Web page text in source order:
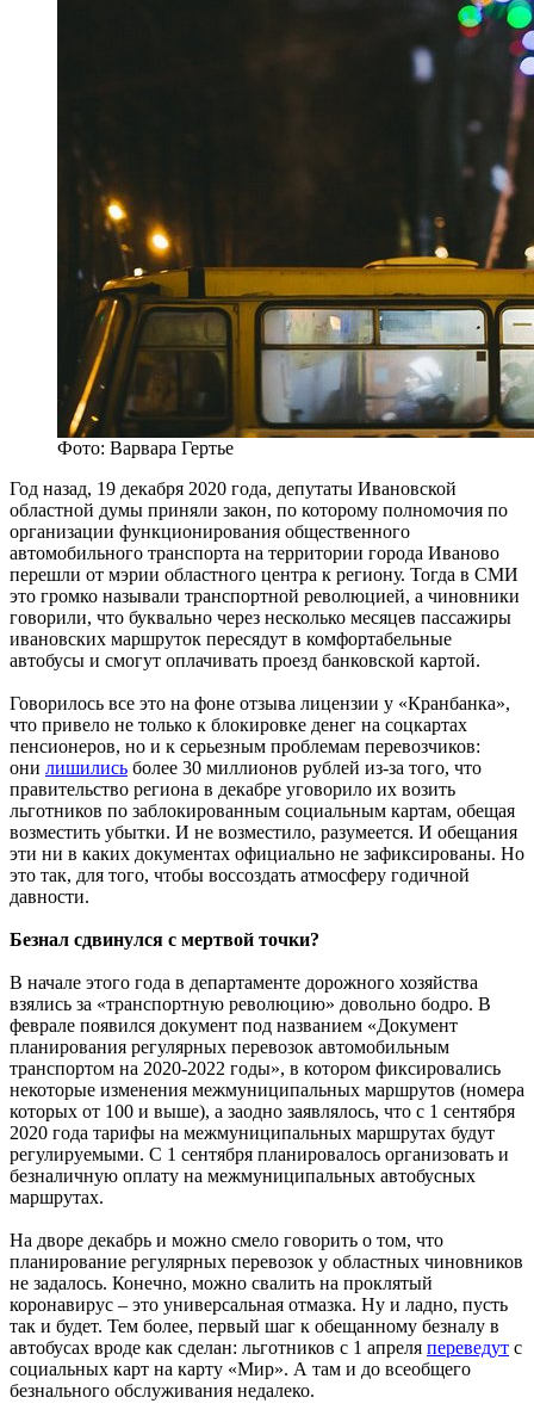
Фото: Варвара Гертье
Год назад, 19 декабря 2020 года, депутаты Ивановской
областной думы приняли закон, по которому полномочия по
организации функционирования общественного
автомобильного транспорта на территории города Иваново
перешли от мэрии областного центра к региону. Тогда в СМИ
это громко называли транспортной революцией, а чиновники
говорили, что буквально через несколько месяцев пассажиры
ивановских маршруток пересядут в комфортабельные
автобусы и смогут оплачивать проезд банковской картой.
Говорилось все это на фоне отзыва лицензии у «Кранбанка»,
что привело не только к блокировке денег на соцкартах
пенсионеров, но и к серьезным проблемам перевозчиков:
они лишились более 30 миллионов рублей из-за того, что
правительство региона в декабре уговорило их возить
льготников по заблокированным социальным картам, обещая
возместить убытки. И не возместило, разумеется. И обещания
эти ни в каких документах официально не зафиксированы. Но
это так, для того, чтобы воссоздать атмосферу годичной
давности.
Безнал сдвинулся с мертвой точки?
В начале этого года в департаменте дорожного хозяйства
взялись за «транспортную революцию» довольно бодро. В
феврале появился документ под названием «Документ
планирования регулярных перевозок автомобильным
транспортом на 2020-2022 годы», в котором фиксировались
некоторые изменения межмуниципальных маршрутов (номера
которых от 100 и выше), а заодно заявлялось, что с 1 сентября
2020 года тарифы на межмуниципальных маршрутах будут
регулируемыми. С 1 сентября планировалось организовать и
безналичную оплату на межмуниципальных автобусных
маршрутах.
На дворе декабрь и можно смело говорить о том, что
планирование регулярных перевозок у областных чиновников
не задалось. Конечно, можно свалить на проклятый
коронавирус – это универсальная отмазка. Ну и ладно, пусть
так и будет. Тем более, первый шаг к обещанному безналу в
автобусах вроде как сделан: льготников с 1 апреля переведут с
социальных карт на карту «Мир». А там и до всеобщего
безнального обслуживания недалеко.